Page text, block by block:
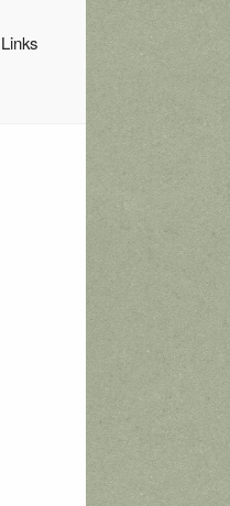
Links